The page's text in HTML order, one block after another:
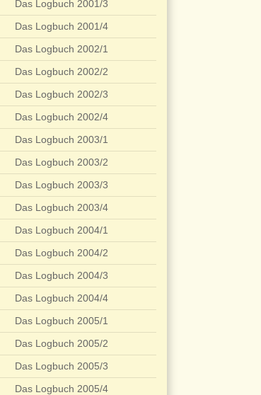
Das Logbuch 2001/3
Das Logbuch 2001/4
Das Logbuch 2002/1
Das Logbuch 2002/2
Das Logbuch 2002/3
Das Logbuch 2002/4
Das Logbuch 2003/1
Das Logbuch 2003/2
Das Logbuch 2003/3
Das Logbuch 2003/4
Das Logbuch 2004/1
Das Logbuch 2004/2
Das Logbuch 2004/3
Das Logbuch 2004/4
Das Logbuch 2005/1
Das Logbuch 2005/2
Das Logbuch 2005/3
Das Logbuch 2005/4